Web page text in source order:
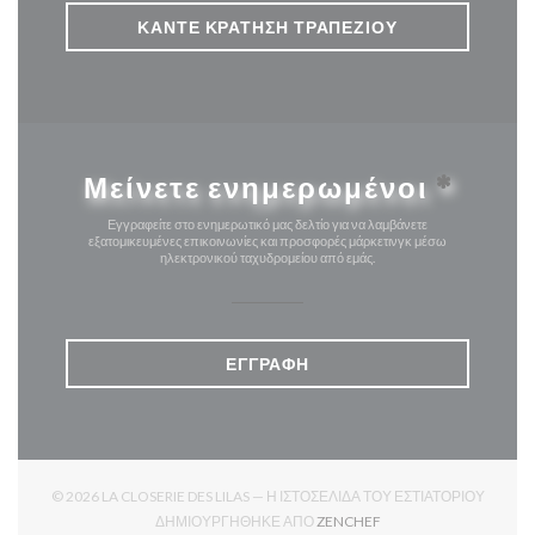
ΚΆΝΤΕ ΚΡΆΤΗΣΗ ΤΡΑΠΕΖΙΟΎ
Μείνετε ενημερωμένοι *
Εγγραφείτε στο ενημερωτικό μας δελτίο για να λαμβάνετε
εξατομικευμένες επικοινωνίες και προσφορές μάρκετινγκ μέσω
ηλεκτρονικού ταχυδρομείου από εμάς.
ΕΓΓΡΑΦΉ
© 2026 LA CLOSERIE DES LILAS — Η ΙΣΤΟΣΕΛΊΔΑ ΤΟΥ ΕΣΤΙΑΤΟΡΊΟΥ
ΔΗΜΙΟΥΡΓΉΘΗΚΕ ΑΠΌZENCHEF((ΑΝΟΊΓΕΙ ΣΕ ΝΈΟ